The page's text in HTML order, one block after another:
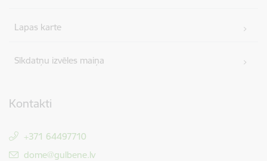
Lapas karte
Sīkdatņu izvēles maiņa
Kontakti
+371 64497710
E-pasts:
dome@gulbene.lv